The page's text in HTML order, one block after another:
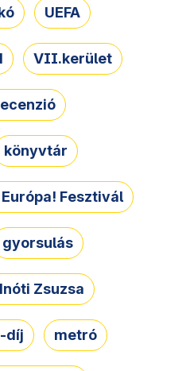
UEFA
VII.kerület
könyvtár
Fesztivál
gyorsulás
Zsuzsa
díj metró